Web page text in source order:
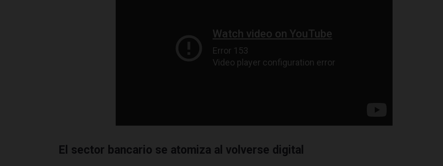
El sector bancario se atomiza al volverse digital